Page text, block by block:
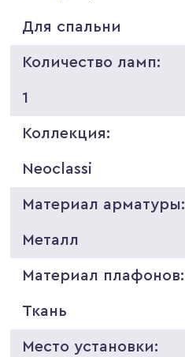
Для спальни
Количество ламп:
1
Коллекция:
Neoclassi
Материал арматуры:
Металл
Материал плафонов:
Ткань
Место установки: